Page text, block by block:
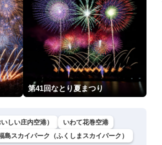
第41回なとり夏まつり
しい庄内空港）
いわて花巻空港
島スカイパーク（ふくしまスカイパーク）